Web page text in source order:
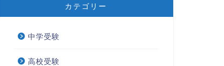
カテゴリー
中学受験
高校受験